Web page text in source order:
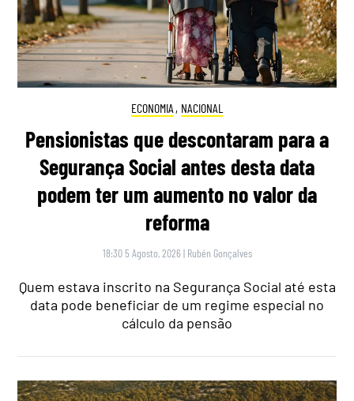
ECONOMIA , NACIONAL
Pensionistas que descontaram para a
Segurança Social antes desta data
podem ter um aumento no valor da
reforma
18:30 5 Agosto, 2026 | Rubén Gonçalves
Quem estava inscrito na Segurança Social até esta
data pode beneficiar de um regime especial no
cálculo da pensão